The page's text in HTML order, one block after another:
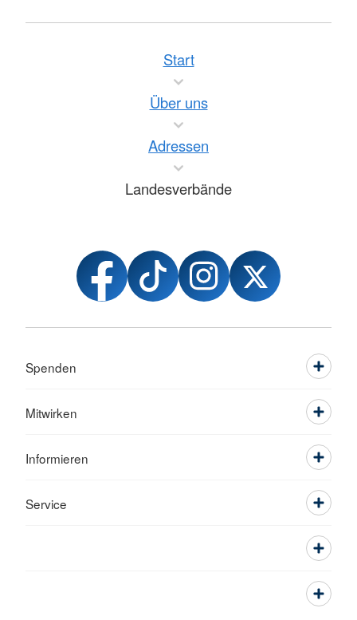
Start
Über uns
Adressen
Landesverbände
Spenden
Mitwirken
Informieren
Service